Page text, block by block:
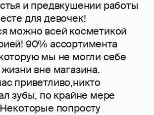
и предвкушении работы
для девочек!
можно всей косметикой
90% ассортимента
мы не могли себе
вне магазина.
приветливо,никто
зубы, по крайне мере
попросту